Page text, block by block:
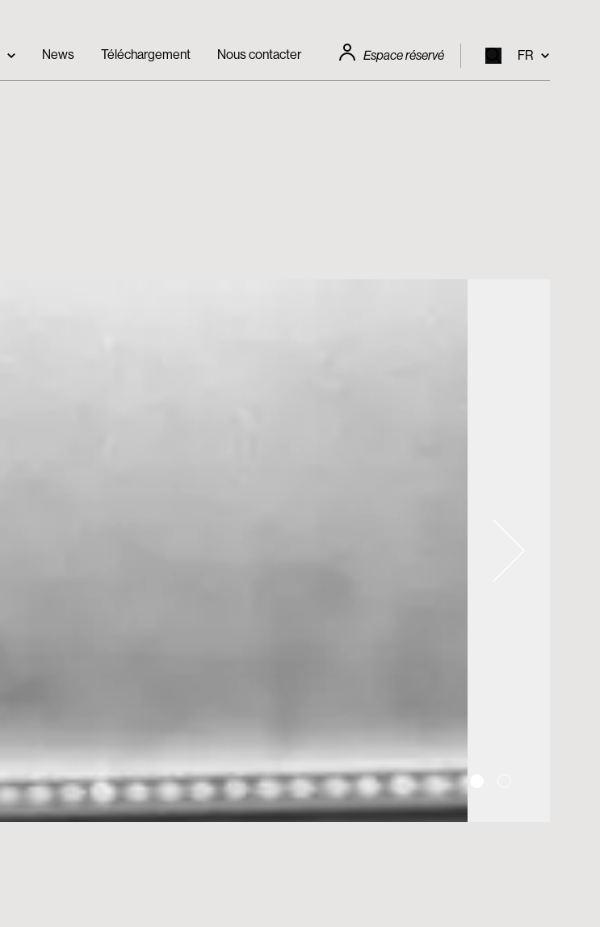
News Téléchargement Nous contacter Espace réservé FR